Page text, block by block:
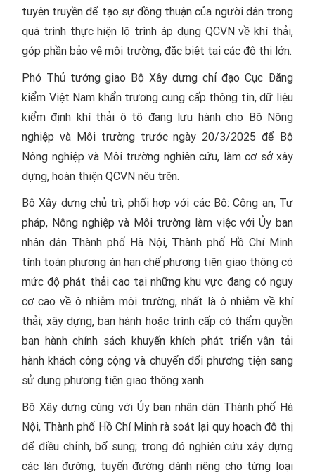
tuyên truyền để tạo sự đồng thuận của người dân trong
quá trình thực hiện lộ trình áp dụng QCVN về khí thải,
góp phần bảo vệ môi trường, đặc biệt tại các đô thị lớn.
Phó Thủ tướng giao Bộ Xây dựng chỉ đạo Cục Đăng
kiểm Việt Nam khẩn trương cung cấp thông tin, dữ liệu
kiểm định khí thải ô tô đang lưu hành cho Bộ Nông
nghiệp và Môi trường trước ngày 20/3/2025 để Bộ
Nông nghiệp và Môi trường nghiên cứu, làm cơ sở xây
dựng, hoàn thiện QCVN nêu trên.
Bộ Xây dựng chủ trì, phối hợp với các Bộ: Công an, Tư
pháp, Nông nghiệp và Môi trường làm việc với Ủy ban
nhân dân Thành phố Hà Nội, Thành phố Hồ Chí Minh
tính toán phương án hạn chế phương tiện giao thông có
mức độ phát thải cao tại những khu vực đang có nguy
cơ cao về ô nhiễm môi trường, nhất là ô nhiễm về khí
thải; xây dựng, ban hành hoặc trình cấp có thẩm quyền
ban hành chính sách khuyến khích phát triển vận tải
hành khách công cộng và chuyển đổi phương tiện sang
sử dụng phương tiện giao thông xanh.
Bộ Xây dựng cùng với Ủy ban nhân dân Thành phố Hà
Nội, Thành phố Hồ Chí Minh rà soát lại quy hoạch đô thị
để điều chỉnh, bổ sung; trong đó nghiên cứu xây dựng
các làn đường, tuyến đường dành riêng cho từng loại